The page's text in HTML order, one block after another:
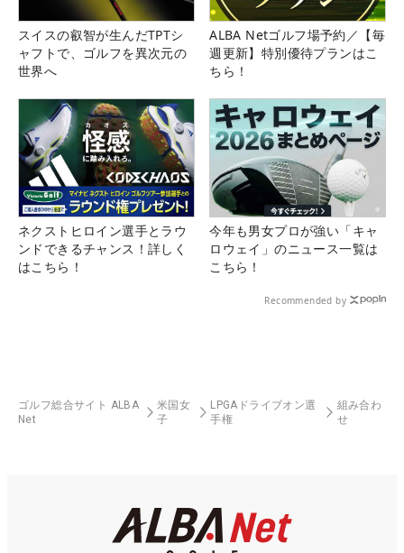
スイスの叡智が生んだTPTシ
ャフトで、ゴルフを異次元の
世界へ
ALBA Netゴルフ場予約／【毎
週更新】特別優待プランはこ
ちら！
ネクストヒロイン選手とラウ
ンドできるチャンス！詳しく
はこちら！
今年も男女プロが強い「キャ
ロウェイ」のニュース一覧は
こちら！
Recommended by
ゴルフ総合サイト ALBA
Net
米国女
子
LPGAドライブオン選
手権
組み合わ
せ